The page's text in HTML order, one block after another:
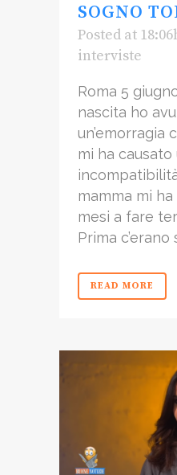
SOGNO
Posted at
interviste
Roma 5
nascita ho
un’emorragia
mi ha causato
mamma mi
mesi a fare
Prima c’erano
READ MORE